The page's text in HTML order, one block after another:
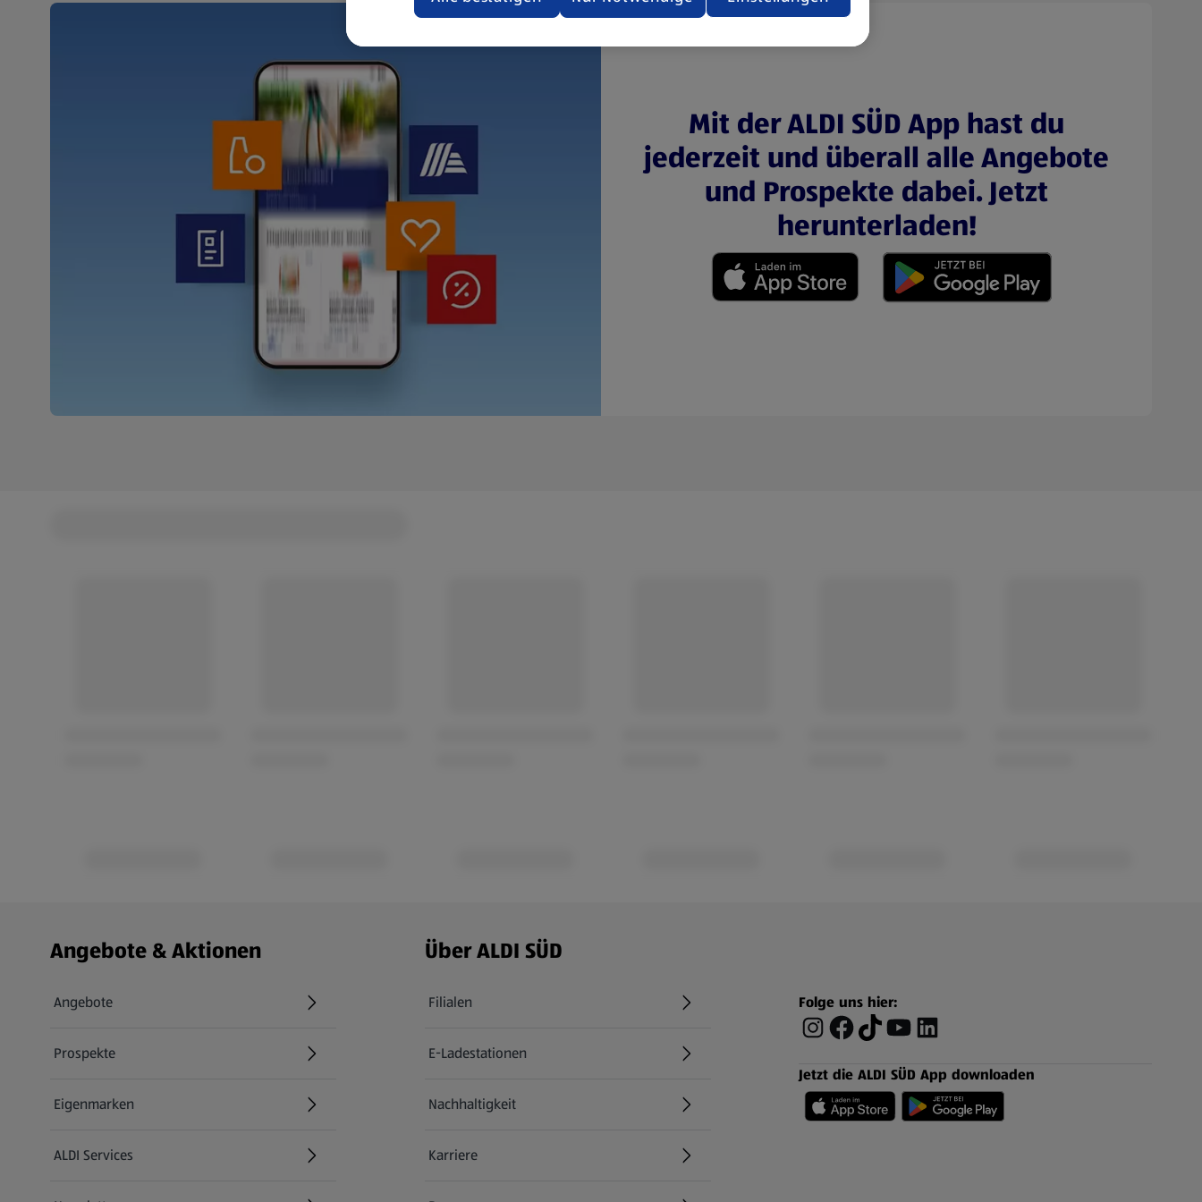
Mit der ALDI SÜD App hast du
jederzeit und überall alle Angebote
und Prospekte dabei. Jetzt
herunterladen!
Fußzeilenmenü - weitere Links
Angebote & Aktionen
Angebote
Prospekte
Eigenmarken
ALDI Services
Über ALDI SÜD
Filialen
E-Ladestationen
Nachhaltigkeit
Karriere
Folge uns hier:
Jetzt die ALDI SÜD App downloaden
Datenschutzerklärung zur Verfügung.
Übersicht der Webseitenbetreiber und Datenschutzerklärungen